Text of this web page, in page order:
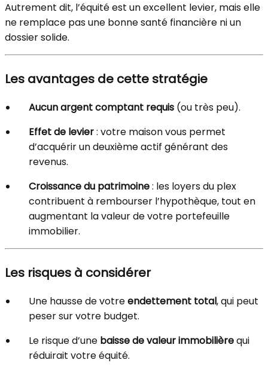
Autrement dit, l’équité est un excellent levier, mais elle
ne remplace pas une bonne santé financière ni un
dossier solide.
Les avantages de cette stratégie
Aucun argent comptant requis (ou très peu).
Effet de levier: votre maison vous permet
d’acquérir un deuxième actif générant des
revenus.
Croissance du patrimoine: les loyers du plex
contribuent à rembourser l’hypothèque, tout en
augmentant la valeur de votre portefeuille
immobilier.
Les risques à considérer
Une hausse de votreendettement total, qui peut
peser sur votre budget.
Le risque d’une baisse de valeur immobilièrequi
réduirait votre équité.